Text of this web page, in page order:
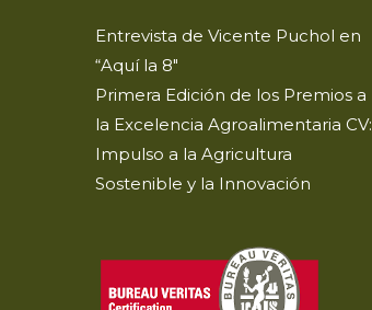
Entrevista de Vicente Puchol en
“Aquí la 8″
Primera Edición de los Premios a
la Excelencia Agroalimentaria CV:
Impulso a la Agricultura
Sostenible y la Innovación